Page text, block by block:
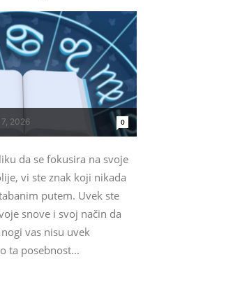
2026 0
da se fokusira na svoje
vi ste znak koji nikada
putem. Uvek ste
snove i svoj način da
vas nisu uvek
ta posebnost...